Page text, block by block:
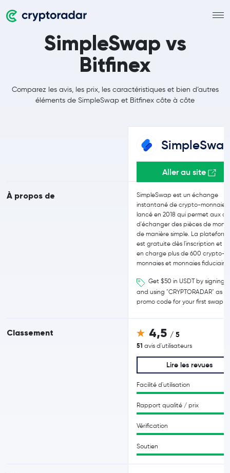
SimpleSwap vs
Bitfinex
Comparez les avis, les prix, les caractéristiques et bien d’autres
éléments de SimpleSwap et Bitfinex côte à côte
À propos de
Classement
Aller au site
SimpleSwap est un échange
instantané de crypto-monnaies
lancé en 2018 qui permet aux
d'échanger des pièces de
de manière simple. La
est gratuite dès l'inscription et
en charge plus de 600 crypto-
monnaies et monnaies
Get $50 in USDT by signing
and using "CRYPTORADAR" as
promo code for your first swap
4,5 / 5
51 avis d'utilisateurs
Lire les revues
Facilité d'utilisation
Rapport qualité / prix
Vérification
Soutien